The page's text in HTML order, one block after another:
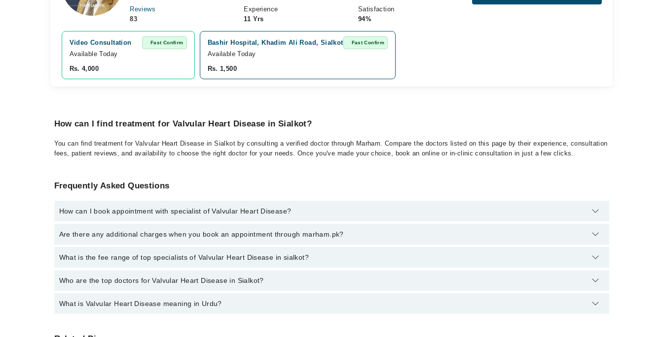
Reviews
83
Experience
11 Yrs
Satisfaction
94%
Video Consultation Fast Confirm
Available Today
Rs. 4,000
Bashir Hospital, Khadim Ali Road, Sialkot Fast Confirm
Available Today
Rs. 1,500
How can I find treatment for Valvular Heart Disease in Sialkot?
You can find treatment for Valvular Heart Disease in Sialkot by consulting a verified doctor through Marham. Compare the doctors listed on this page by their experience, consultation
fees, patient reviews, and availability to choose the right doctor for your needs. Once you've made your choice, book an online or in-clinic consultation in just a few clicks.
Frequently Asked Questions
How can I book appointment with specialist of Valvular Heart Disease?
Click Here To book your appointment with a specialist of Valvular Heart Disease. You can also book your appointment with a specialist of Valvular Heart Disease by calling at 042-
Are there any additional charges when you book an appointment through marham.pk?
No, there are no extra charges to book an appointment through marham.pk
What is the fee range of top specialists of Valvular Heart Disease in sialkot?
The fee for specialists of Valvular Heart Disease in sialkot varies from PKR 500-3000 depending upon doctor's experience and qualification.
Who are the top doctors for Valvular Heart Disease in Sialkot?
Top 2 Valvular Heart Disease Doctors in Sialkot are:
What is Valvular Heart Disease meaning in Urdu?